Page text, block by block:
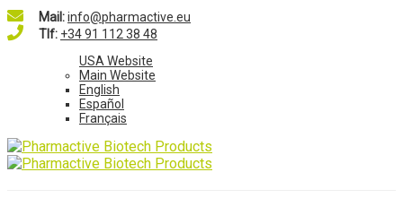
Mail:info@pharmactive.eu
Tlf: +34 91 112 38 48
USA Website
Main Website
English
Español
Français